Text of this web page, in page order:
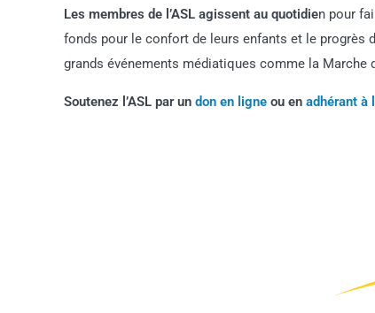
Les membres de l’ASL agissent au quotidien pour
fonds pour le confort de leurs enfants et le progrès
grands événements médiatiques comme la Marche
Soutenez l’ASL par un don en ligne ou en adhérant à